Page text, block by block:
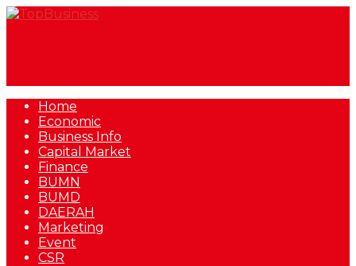
Home
Economic
Business Info
Capital Market
Finance
BUMN
BUMD
DAERAH
Marketing
Event
CSR